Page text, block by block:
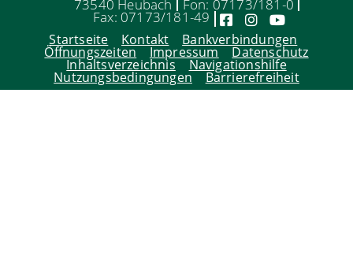
73540 Heubach Fon: 07173/181-0
Fax: 07173/181-49
Startseite Kontakt Bankverbindungen
Öffnungszeiten Impressum Datenschutz
Inhaltsverzeichnis Navigationshilfe
Nutzungsbedingungen Barrierefreiheit